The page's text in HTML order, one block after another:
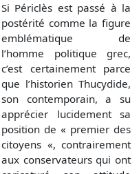
Si Périclès est passé à la
postérité comme la figure
emblématique de
l’homme politique grec,
c’est certainement parce
que l’historien Thucydide,
son contemporain, a su
apprécier lucidement sa
position de « premier des
citoyens «, contrairement
aux conservateurs qui ont